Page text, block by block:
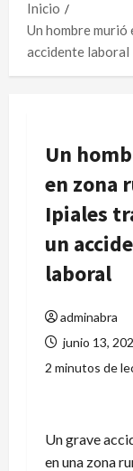
Inicio
Un hombre
accidente laboral
Un
en zona
Ipiales
un
laboral
adminabra
junio 13,
2 minutos de
Un grave
en una zona